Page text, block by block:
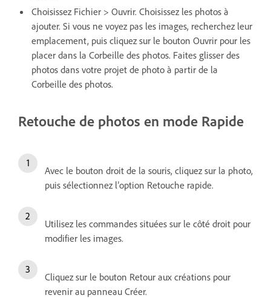
Choisissez Fichier > Ouvrir. Choisissez les photos à
ajouter. Si vous ne voyez pas les images, recherchez leur
emplacement, puis cliquez sur le bouton Ouvrir pour les
placer dans la Corbeille des photos. Faites glisser des
photos dans votre projet de photo à partir de la
Corbeille des photos.
Retouche de photos en mode Rapide
Avec le bouton droit de la souris, cliquez sur la photo,
puis sélectionnez l’option Retouche rapide.
Utilisez les commandes situées sur le côté droit pour
modifier les images.
Cliquez sur le bouton Retour aux créations pour
revenir au panneau Créer.